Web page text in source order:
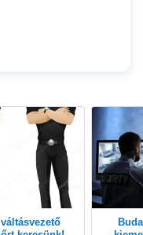
Budapesten II.ker.